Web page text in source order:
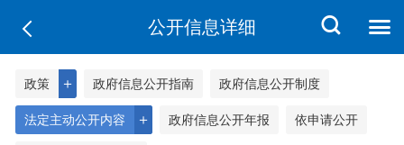
公开信息详细
＋
政策 政府信息公开指南 政府信息公开制度
＋
法定主动公开内容 政府信息公开年报 依申请公开